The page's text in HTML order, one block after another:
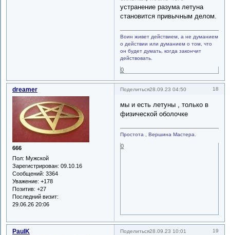
устранение разума летуна
становится привычным делом.
Воин живет действием, а не думанием
о действии или думанием о том, что
он будет думать, когда закончит
действовать.
0
Поделиться 18
28.09.23 04:50
dreamer
666
Пол: Мужской
Зарегистрирован: 09.10.16
Сообщений: 3364
Уважение: +178
Позитив: +27
Последний визит:
29.06.26 20:06
мы и есть летуны , только в
физической оболочке
Простота , Вершина Мастера.
0
Поделиться 19
28.09.23 10:01
PaulK